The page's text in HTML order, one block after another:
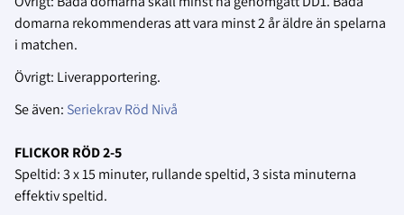
domarna rekommenderas att vara minst 2 år äldre än spelarna
i matchen.
Övrigt: Liverapportering.
Se även: Seriekrav Röd Nivå
FLICKOR RÖD 2-5
Speltid: 3 x 15 minuter, rullande speltid, 3 sista minuterna
effektiv speltid.